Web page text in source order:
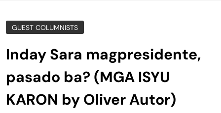
GUEST COLUMNISTS
Inday Sara magpresidente,
pasado ba? (MGA ISYU
KARON by Oliver Autor)